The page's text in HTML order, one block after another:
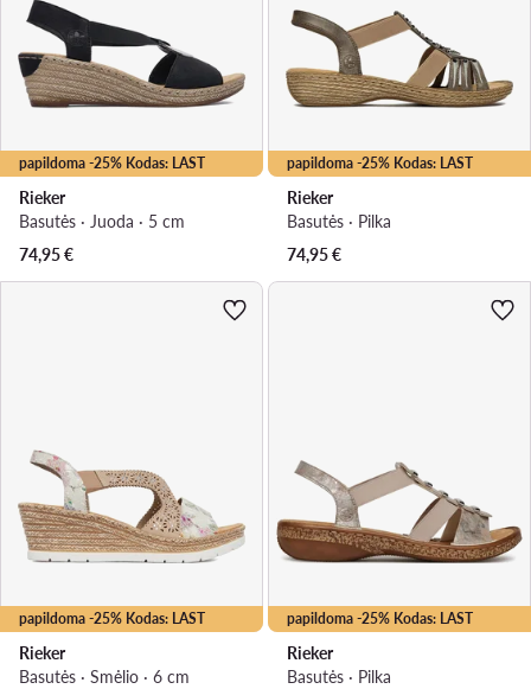
papildoma -25% Kodas: LAST
Rieker
Basutės · Juoda · 5 cm
74,95€
papildoma -25% Kodas: LAST
Rieker
Basutės · Pilka
74,95€
papildoma -25% Kodas: LAST
Rieker
Basutės · Smėlio · 6 cm
papildoma -25% Kodas: LAST
Rieker
Basutės · Pilka